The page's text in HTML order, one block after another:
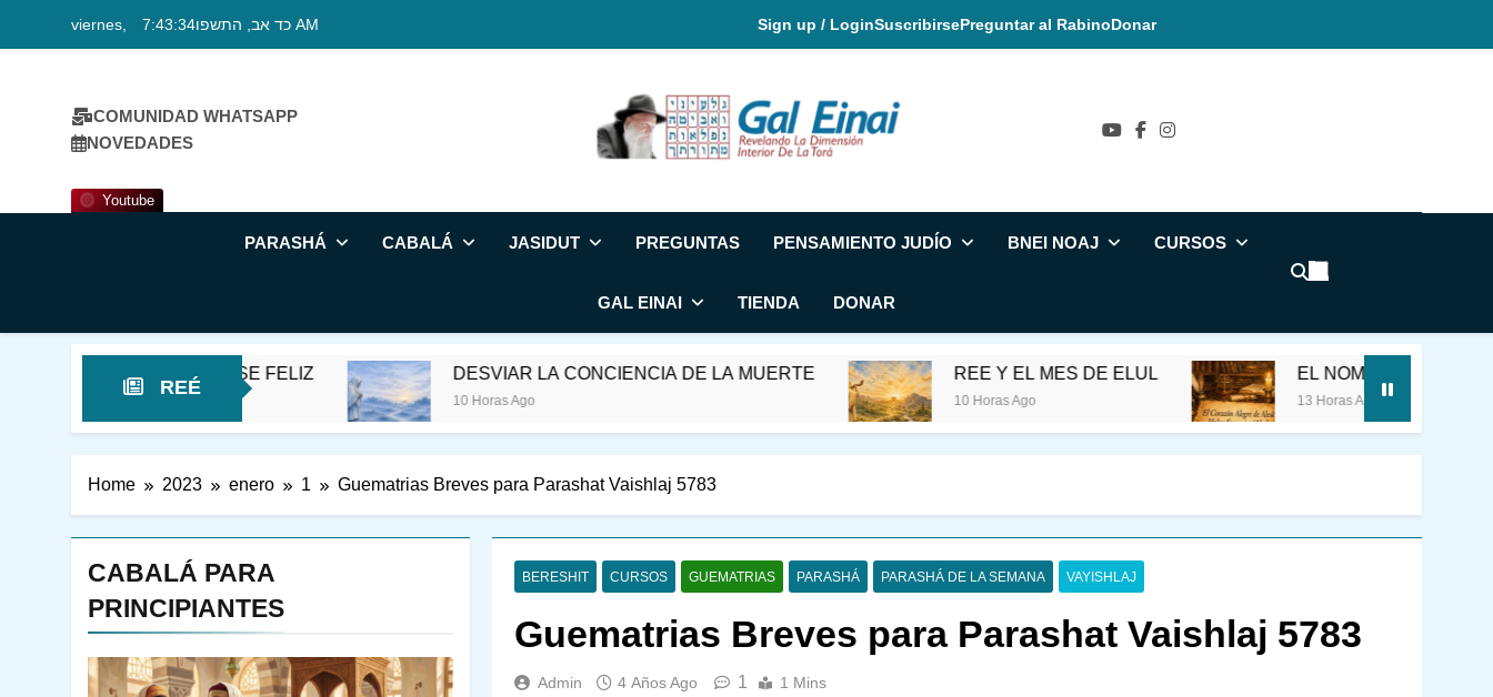
viernes, כד אב, התשפו 7:43:35 AM Sign up / LoginSuscribirsePreguntar al RabinoDonar
COMUNIDAD WHATSAPP
NOVEDADES
Youtube Gal Einai En Español
PARASHÁ CABALÁ JASIDUT PREGUNTAS PENSAMIENTO JUDÍO BNEI NOAJ CURSOS
GAL EINAI TIENDA DONAR
REÉ
QUE FUESE FELIZ DESVIAR LA CONCIENCIA DE LA MUERTE
10 Horas Ago
REE Y EL MES DE ELUL
10 Horas Ago
EL NOMBRE SAGRADO
13 Horas Ago
Home 2023 enero 1 Guematrias Breves para Parashat Vaishlaj 5783
CABALÁ PARA
PRINCIPIANTES
BERESHIT CURSOS GUEMATRIAS PARASHÁ PARASHÁ DE LA SEMANA VAYISHLAJ
Guematrias Breves para Parashat Vaishlaj 5783
Admin 4 Años Ago 1 1 Mins